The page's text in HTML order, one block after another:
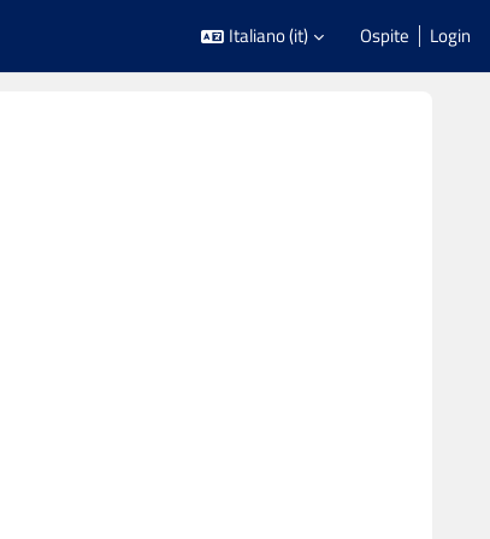
Italiano ‎(it)‎ Ospite Login